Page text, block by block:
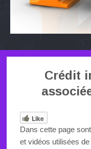
Crédit
Like
Dans cette page
et vidéos utilisées